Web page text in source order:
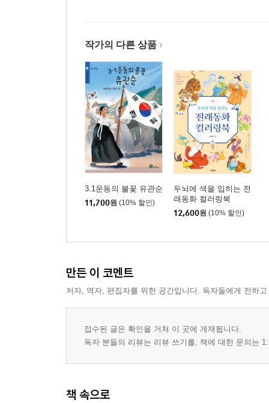
작가의 다른 상품
3.1운동의 불꽃 유관순
11,700원 (10% 할인)
두뇌에 색을 입히는 전
래동화 컬러링북
12,600원 (10% 할인)
만든 이 코멘트
저자, 역자, 편집자를 위한 공간입니다. 독자들에게 전하
접수된 글은 확인을 거쳐 이 곳에 게재됩니다.
독자 분들의 리뷰는 리뷰 쓰기를, 책에 대한 문의는
책 속으로